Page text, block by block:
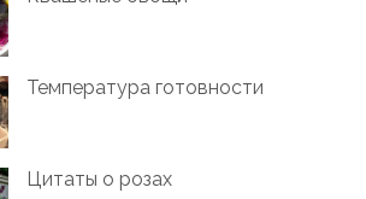
Температура готовности
Цитаты о розах